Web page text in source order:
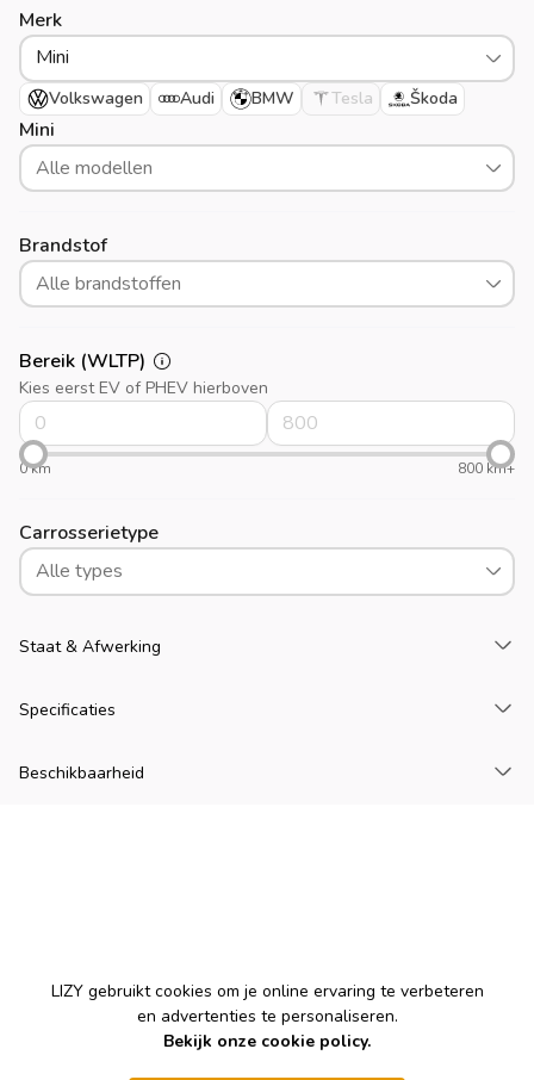
Merk
Mini
Volkswagen Audi BMW Tesla Škoda
Mini
Alle modellen
Brandstof
Alle brandstoffen
Bereik (WLTP)
Kies eerst EV of PHEV hierboven
0 km 800 km+
Carrosserietype
Alle types
Staat & Afwerking
Specificaties
Beschikbaarheid
Cookies
LIZY gebruikt cookies om je online ervaring te verbeteren
en advertenties te personaliseren.
Bekijk onze cookie policy.